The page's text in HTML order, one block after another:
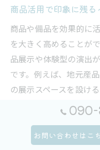
商品活用で印象に残る
商品や備品を効果的に
を大きく高めることが
品展示や体験型の演出
です。例えば、地元産
の展示スペースを設け
ます。実際に手に取れ
の魅力向上や地域の特
お問い合わせはこ